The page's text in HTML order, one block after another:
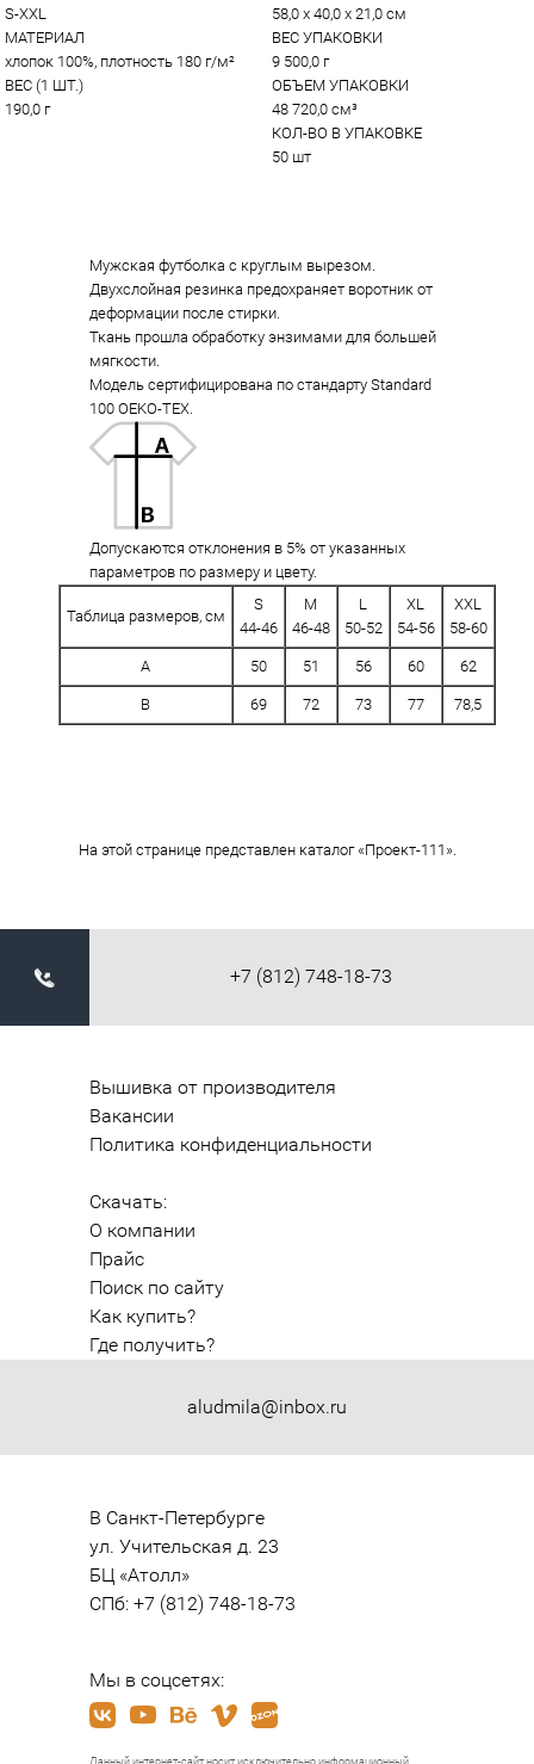
S-XXL
МАТЕРИАЛ
хлопок 100%, плотность 180 г/м²
ВЕС (1 ШТ.)
190,0 г
58,0 x 40,0 x 21,0 см
ВЕС УПАКОВКИ
9 500,0 г
ОБЪЕМ УПАКОВКИ
48 720,0 см³
КОЛ-ВО В УПАКОВКЕ
50 шт
Мужская футболка с круглым вырезом.
Двухслойная резинка предохраняет воротник от
деформации после стирки.
Ткань прошла обработку энзимами для большей
мягкости.
Модель сертифицирована по стандарту Standard
100 OEKO-TEX.
Допускаются отклонения в 5% от указанных
параметров по размеру и цвету.
Таблица размеров, см
S
44-46
M
46-48
L
50-52
XL
54-56
XXL
58-60
A 50 51 56 60 62
B 69 72 73 77 78,5
На этой странице представлен каталог «Проект-111».
+7 (812) 748-18-73
aludmila@inbox.ru
Вышивка от производителя
Вакансии
Политика конфиденциальности
Скачать:
О компании
Прайс
Поиск по сайту
Как купить?
Где получить?
В Санкт-Петербурге
ул. Учительская д. 23
БЦ «Атолл»
СПб: +7 (812) 748-18-73
Мы в соцсетях:
Данный интернет-сайт носит исключительно информационный